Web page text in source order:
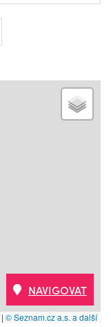
| © Seznam.cz a.s. a další
NAVIGOVAT